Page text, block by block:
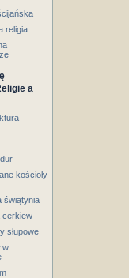
religia
a
kościoły
świątynia
cerkiew
słupowe
w